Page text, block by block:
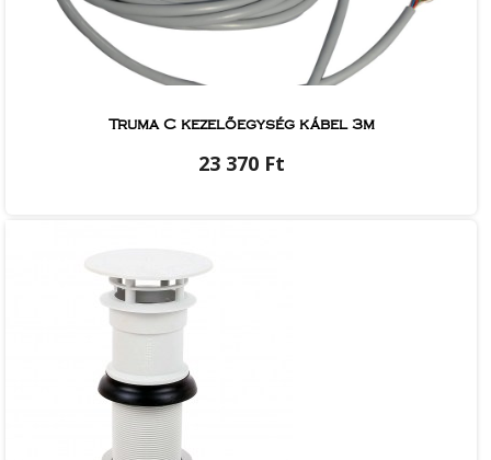
Truma C kezelőegység kábel 3m
23 370 Ft